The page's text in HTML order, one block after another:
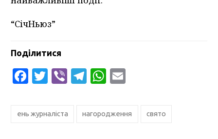
“СічНьюз”
Поділитися
Facebook
Twitter
ViberTelegram
WhatsApp
ень журналіста нагородження свято